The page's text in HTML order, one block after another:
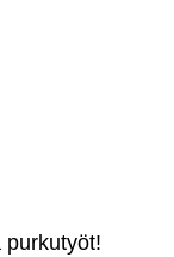
purkutyöt!